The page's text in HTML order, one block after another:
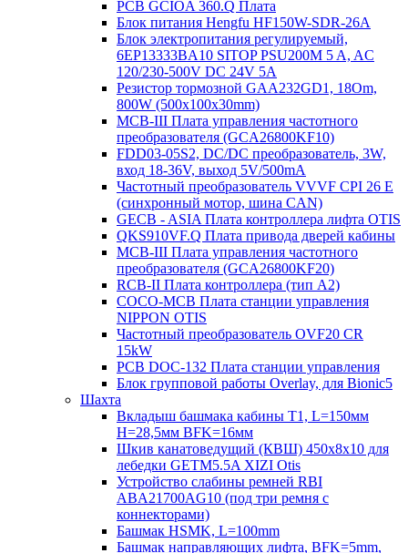
PCB GCIOA 360.Q Плата
Блок питания Hengfu HF150W-SDR-26A
Блок электропитания регулируемый,
6EP13333BA10 SITOP PSU200M 5 A, AC
120/230-500V DC 24V 5A
Резистор тормозной GAA232GD1, 18Om,
800W (500x100x30mm)
MCB-III Плата управления частотного
преобразователя (GCA26800KF10)
FDD03-05S2, DC/DC преобразователь, 3W,
вход 18-36V, выход 5V/500mA
Частотный преобразователь VVVF CPI 26 E
(синхронный мотор, шина CAN)
GECB - ASIA Плата контроллера лифта OTIS
QKS910VF.Q Плата привода дверей кабины
MCB-III Плата управления частотного
преобразователя (GCA26800KF20)
RCB-II Плата контроллера (тип A2)
COCO-MCB Плата станции управления
NIPPON OTIS
Частотный преобразователь OVF20 CR
15kW
PCB DOC-132 Плата станции управления
Блок групповой работы Overlay, для Bionic5
Шахта
Вкладыш башмака кабины T1, L=150мм
H=28,5мм BFK=16мм
Шкив канатоведущий (КВШ) 450х8х10 для
лебедки GETM5.5A XIZI Otis
Устройство слабины ремней RBI
ABA21700AG10 (под три ремня с
коннекторами)
Башмак HSMK, L=100mm
Башмак направляющих лифта, BFK=5mm,